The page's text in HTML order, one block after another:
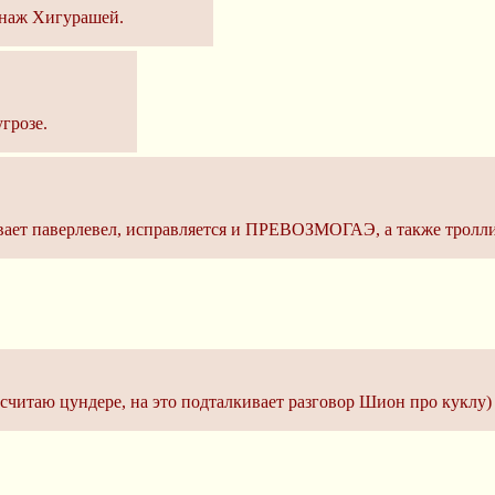
Хигурашей.
паверлевел, исправляется и ПРЕВОЗМОГАЭ, а также
цундере, на это подталкивает разговор Шион про куклу)